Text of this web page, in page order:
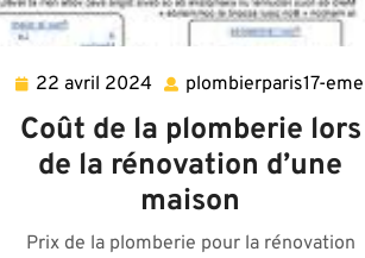
22 avril 2024 22
avril
2024
plombierparis17-eme
Coût de la plomberie lors
de la rénovation d’une
maison
Prix de la plomberie pour la rénovation